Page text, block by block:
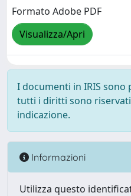
Formato Adobe PDF
Visualizza/Apri
I documenti in IRIS
tutti i diritti sono
indicazione.
Informazioni
Utilizza questo